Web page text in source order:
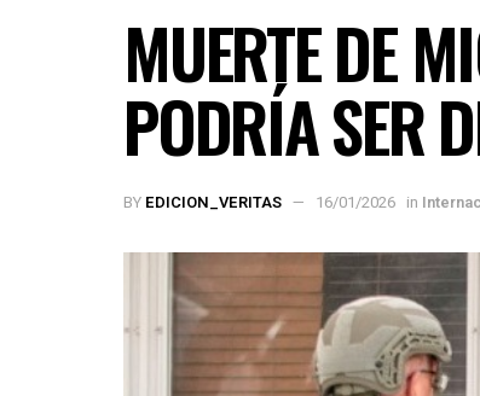
MUERTE DE
PODRÍA SER
BY EDICION_VERITAS 16/01/2026 in